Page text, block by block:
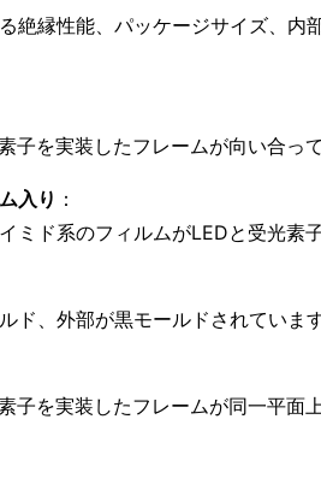
絶縁性能、パッケージサイズ、
子を実装したフレームが向い合っ
入り ：
ミド系のフィルムがLEDと受光素
ド、外部が黒モールドされています
子を実装したフレームが同一平